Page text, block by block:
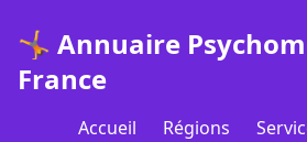
🤸 Annuaire
France
Accueil Régions